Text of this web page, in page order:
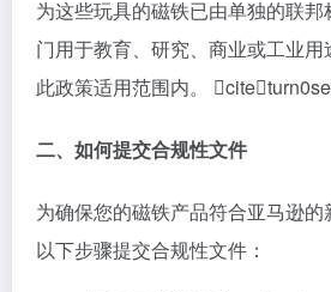
为这些玩具的磁铁已由单独的联
门用于教育、研究、商业或工业
此政策适用范围内。
二、如何提交合规性文件
为确保您的磁铁产品符合亚马逊
以下步骤提交合规性文件：